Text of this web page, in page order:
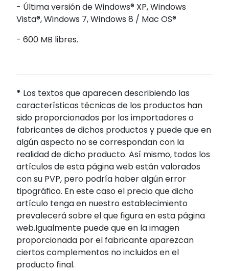
- Última versión de Windows® XP, Windows
Vista®, Windows 7, Windows 8 / Mac OS®
- 600 MB libres.
* Los textos que aparecen describiendo las
características técnicas de los productos han
sido proporcionados por los importadores o
fabricantes de dichos productos y puede que en
algún aspecto no se correspondan con la
realidad de dicho producto. Así mismo, todos los
artículos de esta página web están valorados
con su PVP, pero podría haber algún error
tipográfico. En este caso el precio que dicho
artículo tenga en nuestro establecimiento
prevalecerá sobre el que figura en esta página
web.Igualmente puede que en la imagen
proporcionada por el fabricante aparezcan
ciertos complementos no incluidos en el
producto final.